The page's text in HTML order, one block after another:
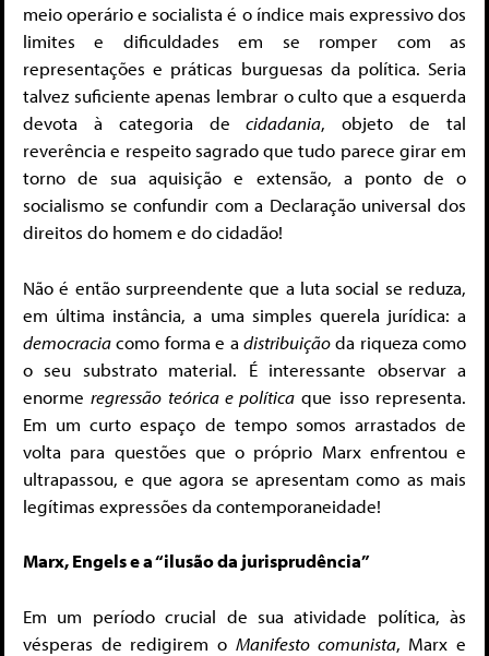
meio operário e socialista é o índice mais expressivo dos
limites e dificuldades em se romper com as
representações e práticas burguesas da política. Seria
talvez suficiente apenas lembrar o culto que a esquerda
devota à categoria decidadania, objeto de tal
reverência e respeito sagrado que tudo parece girar em
torno de sua aquisição e extensão, a ponto de o
socialismo se confundir com a Declaração universal dos
direitos do homem e do cidadão!
Não é então surpreendente que a luta social se reduza,
em última instância, a uma simples querela jurídica: a
democraciacomo forma e a distribuiçãoda riqueza como
o seu substrato material. É interessante observar a
enormeregressão teórica e política que isso representa.
Em um curto espaço de tempo somos arrastados de
volta para questões que o próprio Marx enfrentou e
ultrapassou, e que agora se apresentam como as mais
legítimas expressões da contemporaneidade!
Marx, Engels e a “ilusão da jurisprudência”
Em um período crucial de sua atividade política, às
vésperas de redigirem o Manifesto comunista, Marx e